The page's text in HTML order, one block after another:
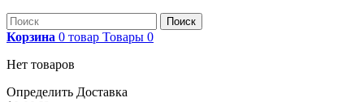
Поиск
Корзина 0 товар Товары 0
Нет товаров
Определить Доставка